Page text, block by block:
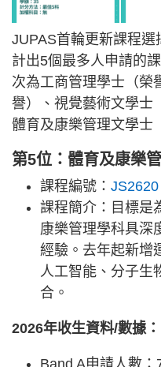
JUPAS首輪更新課程
計出5個最多人申請的
次為工商管理學士（榮
譽）、視覺藝術文學士
體育及康樂管理文學士
第5位：體育及康樂
課程編號： JS2620
課程簡介：目標是
康樂管理學科具深
經驗。去年起新增
人工智能、分子生
合。
2026年收生資料/數據：